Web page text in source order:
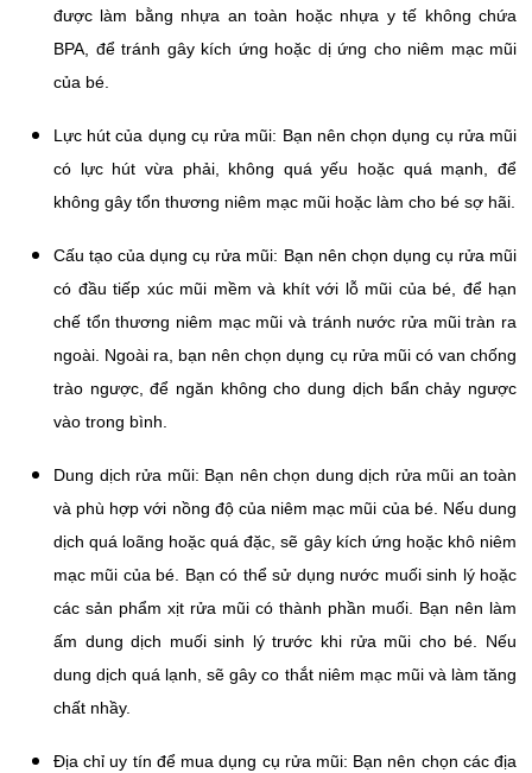
được làm bằng nhựa an toàn hoặc nhựa y tế không chứa
BPA, để tránh gây kích ứng hoặc dị ứng cho niêm mạc mũi
của bé.
Lực hút của dụng cụ rửa mũi: Bạn nên chọn dụng cụ rửa mũi
có lực hút vừa phải, không quá yếu hoặc quá mạnh, để
không gây tổn thương niêm mạc mũi hoặc làm cho bé sợ hãi.
Cấu tạo của dụng cụ rửa mũi: Bạn nên chọn dụng cụ rửa mũi
có đầu tiếp xúc mũi mềm và khít với lỗ mũi của bé, để hạn
chế tổn thương niêm mạc mũi và tránh nước rửa mũi tràn ra
ngoài. Ngoài ra, bạn nên chọn dụng cụ rửa mũi có van chống
trào ngược, để ngăn không cho dung dịch bẩn chảy ngược
vào trong bình.
Dung dịch rửa mũi: Bạn nên chọn dung dịch rửa mũi an toàn
và phù hợp với nồng độ của niêm mạc mũi của bé. Nếu dung
dịch quá loãng hoặc quá đặc, sẽ gây kích ứng hoặc khô niêm
mạc mũi của bé. Bạn có thể sử dụng nước muối sinh lý hoặc
các sản phẩm xịt rửa mũi có thành phần muối. Bạn nên làm
ấm dung dịch muối sinh lý trước khi rửa mũi cho bé. Nếu
dung dịch quá lạnh, sẽ gây co thắt niêm mạc mũi và làm tăng
chất nhầy.
Địa chỉ uy tín để mua dụng cụ rửa mũi: Bạn nên chọn các địa